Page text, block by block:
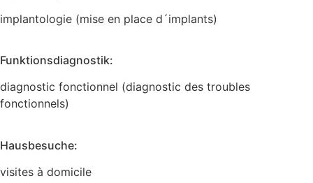
implantologie (mise en place d´implants)
Funktionsdiagnostik:
diagnostic fonctionnel (diagnostic des troubles
fonctionnels)
Hausbesuche:
visites à domicile